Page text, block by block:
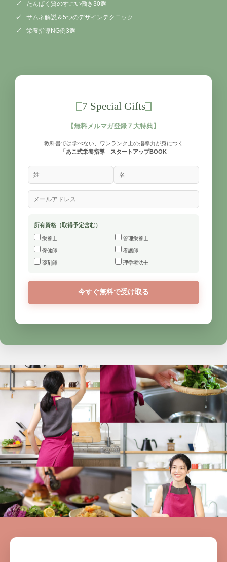
たんぱく質のすごい働き30選
サムネ解説＆5つのデザインテクニック
栄養指導NG例3選
7 Special Gifts
【無料メルマガ登録７大特典】
教科書では学べない、ワンランク上の指導力が身につく
「あこ式栄養指導」スタートアップBOOK
所有資格（取得予定含む）
栄養士 管理栄養士
保健師 看護師
薬剤師 理学療法士
今すぐ無料で受け取る